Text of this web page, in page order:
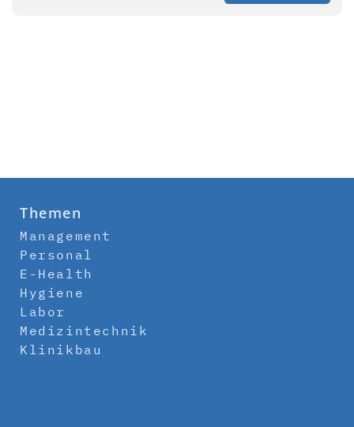
Themen
Management
Personal
E-Health
Hygiene
Labor
Medizintechnik
Klinikbau